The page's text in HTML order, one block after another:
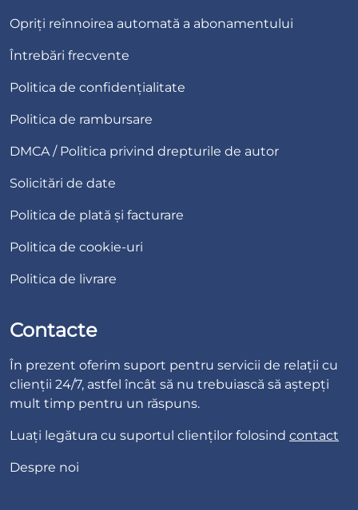
Opriți reînnoirea automată a abonamentului
Întrebări frecvente
Politica de confidențialitate
Politica de rambursare
DMCA / Politica privind drepturile de autor
Solicitări de date
Politica de plată și facturare
Politica de cookie-uri
Politica de livrare
Contacte
În prezent oferim suport pentru servicii de relații cu
clienții 24/7, astfel încât să nu trebuiască să aștepți
mult timp pentru un răspuns.
Luați legătura cu suportul clienților folosind contact
Despre noi